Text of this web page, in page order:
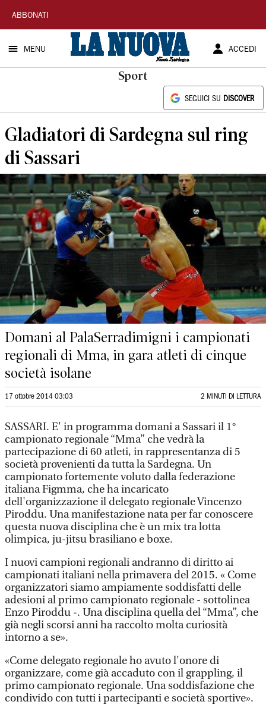
La
Nuova
Sardegna
ABBONATI
MENU ACCEDI
Sport
SEGUICI SU DISCOVER
Gladiatori di Sardegna sul ring
di Sassari
Domani al PalaSerradimigni i campionati
regionali di Mma, in gara atleti di cinque
società isolane
17 ottobre 2014 03:03 2 MINUTI DI LETTURA
SASSARI. E' in programma domani a Sassari il 1°
campionato regionale “Mma” che vedrà la
partecipazione di 60 atleti, in rappresentanza di 5
società provenienti da tutta la Sardegna. Un
campionato fortemente voluto dalla federazione
italiana Figmma, che ha incaricato
dell'organizzazione il delegato regionale Vincenzo
Piroddu. Una manifestazione nata per far conoscere
questa nuova disciplina che è un mix tra lotta
olimpica, ju-jitsu brasiliano e boxe.
I nuovi campioni regionali andranno di diritto ai
campionati italiani nella primavera del 2015. « Come
organizzatori siamo ampiamente soddisfatti delle
adesioni al primo campionato regionale - sottolinea
Enzo Piroddu -. Una disciplina quella del “Mma”, che
già negli scorsi anni ha raccolto molta curiosità
intorno a se».
«Come delegato regionale ho avuto l'onore di
organizzare, come già accaduto con il grappling, il
primo campionato regionale. Una soddisfazione che
condivido con tutti i partecipanti e società sportive».